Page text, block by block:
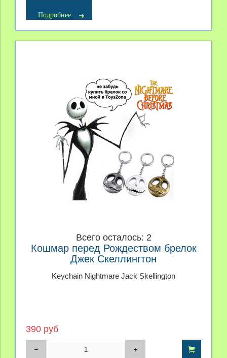
Подробнее
Всего осталось: 2
Кошмар перед Рождеством брелок
Джек Скеллингтон
Keychain Nightmare Jack Skellington
390 руб